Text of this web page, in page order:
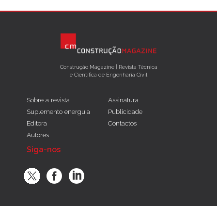
Construção Magazine | Revista Técnica
e Científica de Engenharia Civil
Sobre a revista
Suplemento energuia
Editora
Autores
Assinatura
Publicidade
Contactos
Siga-nos